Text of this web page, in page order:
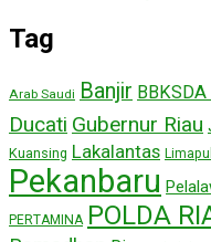
Tag
Arab Saudi Banjir BBKSDA
Ducati Gubernur Riau
Kuansing Lakalantas
Pekanbaru
PERTAMINA POLDA